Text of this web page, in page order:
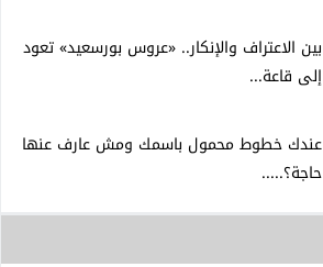
بين الاعتراف والإنكار.. «عروس بورسعيد» تعود
إلى قاعة...
عندك خطوط محمول باسمك ومش عارف عنها
حاجة؟.....